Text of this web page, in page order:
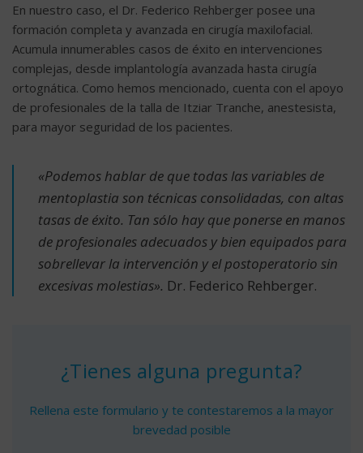
En nuestro caso, el Dr. Federico Rehberger posee una
formación completa y avanzada en cirugía maxilofacial.
Acumula innumerables casos de éxito en intervenciones
complejas, desde implantología avanzada hasta cirugía
ortognática. Como hemos mencionado, cuenta con el apoyo
de profesionales de la talla de Itziar Tranche, anestesista,
para mayor seguridad de los pacientes.
«Podemos hablar de que todas las variables de
mentoplastia son técnicas consolidadas, con altas
tasas de éxito. Tan sólo hay que ponerse en manos
de profesionales adecuados y bien equipados para
sobrellevar la intervención y el postoperatorio sin
excesivas molestias». Dr. Federico Rehberger.
¿Tienes alguna pregunta?
Rellena este formulario y te contestaremos a la mayor
brevedad posible